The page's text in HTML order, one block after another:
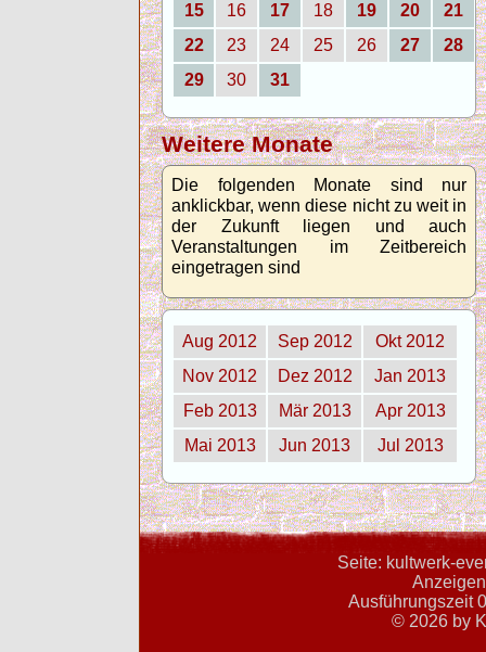
15
16 17 18 19 20
21
22
23 24 25 26 27
28
29
30 31
Weitere Monate
Die folgenden Monate sind nur
anklickbar, wenn diese nicht zu weit in
der Zukunft liegen und auch
Veranstaltungen im Zeitbereich
eingetragen sind
Aug 2012 Sep 2012
Okt 2012
Nov 2012
Dez 2012
Jan 2013
Feb 2013
Mär 2013
Apr 2013
Mai 2013
Jun 2013 Jul 2013
Seite: kultwerk-
Ausführungszeit
© 2026 by